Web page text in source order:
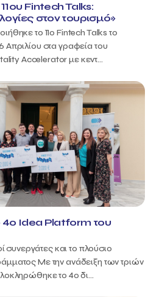
Fintech Talks:
στον τουρισμό»
το 11ο Fintech Talks το
στα γραφεία του
Accelerator με κεντ...
Idea Platform του
συνεργάτες και το πλούσιο
Με την ανάδειξη των τριών
το 4ο δι...